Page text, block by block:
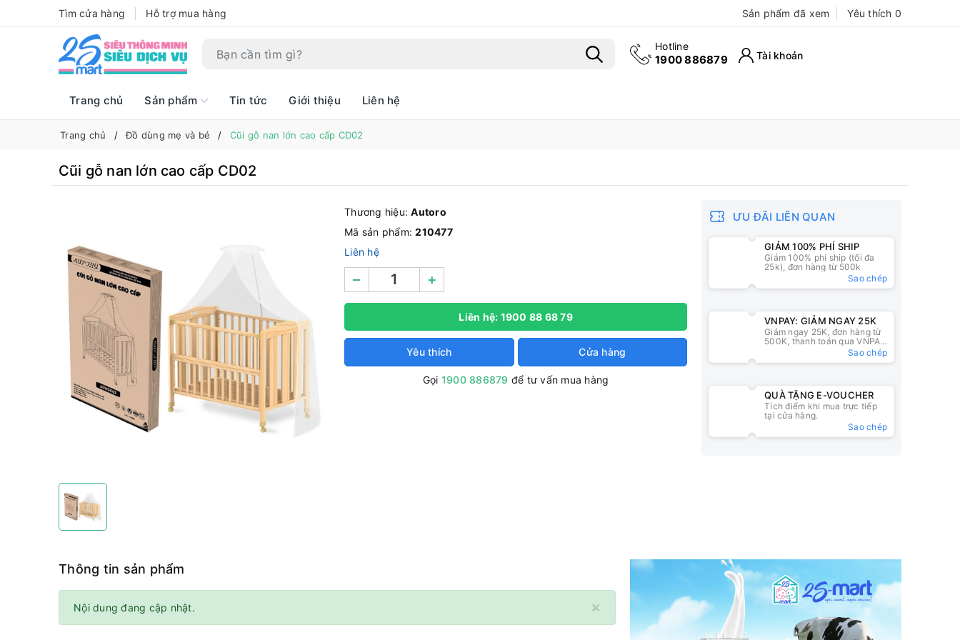
Tìm cửa hàng Hỗ trợ mua hàng Sản phẩm đã xem Yêu thích 0
Hotline
1900 886879 Tài khoản
Trang chủ Sản phẩm Tin tức Giới thiệu Liên hệ
Trang chủ Đồ dùng mẹ và bé Cũi gỗ nan lớn cao cấp CD02
Cũi gỗ nan lớn cao cấp CD02
Thương hiệu:Autoro
Mã sản phẩm:210477
Liên hệ
– +
Liên hệ: 1900 88 68 79
Yêu thích Cửa hàng
Gọi 1900 886879 để tư vấn mua hàng
ƯU ĐÃI LIÊN QUAN
GIẢM 100% PHÍ SHIP
Giảm 100% phí ship (tối đa
25k), đơn hàng từ 500k
Sao chép
VNPAY: GIẢM NGAY 25K
Giảm ngay 25K, đơn hàng từ
500K, thanh toán qua VNPAY
Sao chép
QUÀ TẶNG E-VOUCHER
Tích điểm khi mua trực tiếp
tại cửa hàng.
Sao chép
Thông tin sản phẩm
×
Nội dung đang cập nhật.